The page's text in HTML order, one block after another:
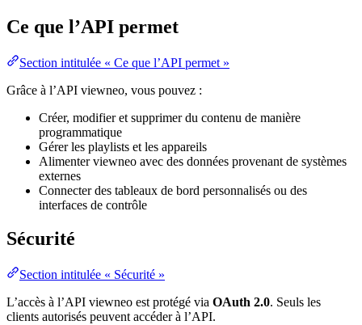
Ce que l’API permet
Section intitulée « Ce que l’API permet »
Grâce à l’API viewneo, vous pouvez :
Créer, modifier et supprimer du contenu de manière
programmatique
Gérer les playlists et les appareils
Alimenter viewneo avec des données provenant de systèmes
externes
Connecter des tableaux de bord personnalisés ou des
interfaces de contrôle
Sécurité
Section intitulée « Sécurité »
L’accès à l’API viewneo est protégé via OAuth 2.0. Seuls les
clients autorisés peuvent accéder à l’API.